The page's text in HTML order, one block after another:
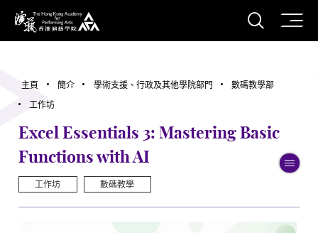
香港演藝學院
打開
主頁 簡介 學術支援、行政及其他學院部門
數碼教學部
工作坊
Excel Essentials 3: Mastering Basic
Functions with AI
工作坊 數碼教學